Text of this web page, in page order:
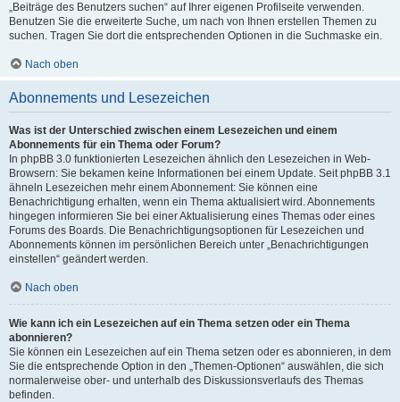
„Beiträge des Benutzers suchen“ auf Ihrer eigenen Profilseite verwenden.
Benutzen Sie die erweiterte Suche, um nach von Ihnen erstellen Themen zu
suchen. Tragen Sie dort die entsprechenden Optionen in die Suchmaske ein.
Nach oben
Abonnements und Lesezeichen
Was ist der Unterschied zwischen einem Lesezeichen und einem
Abonnements für ein Thema oder Forum?
In phpBB 3.0 funktionierten Lesezeichen ähnlich den Lesezeichen in Web-
Browsern: Sie bekamen keine Informationen bei einem Update. Seit phpBB 3.1
ähneln Lesezeichen mehr einem Abonnement: Sie können eine
Benachrichtigung erhalten, wenn ein Thema aktualisiert wird. Abonnements
hingegen informieren Sie bei einer Aktualisierung eines Themas oder eines
Forums des Boards. Die Benachrichtigungsoptionen für Lesezeichen und
Abonnements können im persönlichen Bereich unter „Benachrichtigungen
einstellen“ geändert werden.
Nach oben
Wie kann ich ein Lesezeichen auf ein Thema setzen oder ein Thema
abonnieren?
Sie können ein Lesezeichen auf ein Thema setzen oder es abonnieren, in dem
Sie die entsprechende Option in den „Themen-Optionen“ auswählen, die sich
normalerweise ober- und unterhalb des Diskussionsverlaufs des Themas
befinden.